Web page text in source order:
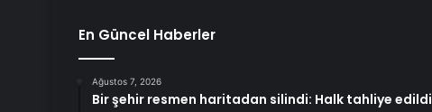
En Güncel Haberler
Ağustos 7, 2026
Bir şehir resmen haritadan silindi: Halk tahliye edildi